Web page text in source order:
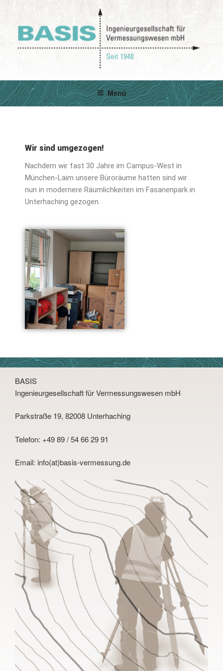
BASIS –
INGENIEURGESELLSCHAFT
FÜR VERMESSUNGSWESEN
Menü
Wir sind umgezogen!
Nachdem wir fast 30 Jahre im Campus-West in
München-Laim unsere Büroräume hatten sind wir
nun in modernere Räumlichkeiten im Fasanenpark in
Unterhaching gezogen.
BASIS
Ingenieurgesellschaft für Vermessungswesen mbH
Parkstraße 19, 82008 Unterhaching
Telefon: +49 89 / 54 66 29 91
Email: info(at)basis-vermessung.de